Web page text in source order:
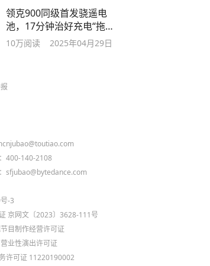
领克900同级首发骁遥电
池，17分钟治好充电“拖延
症”
10万阅读 2025年04月29日
400-140-2108
sfjubao@bytedance.com
-3
京网文〔2023〕3628-111号
目制作经营许可证
营业性演出许可证
许可证 11220190002